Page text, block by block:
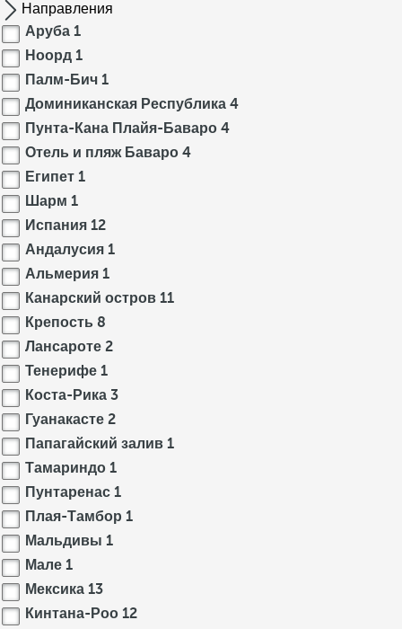
Направления
Аруба 1
Ноорд 1
Палм-Бич 1
Доминиканская Республика 4
Пунта-Кана Плайя-Баваро 4
Отель и пляж Баваро 4
Египет 1
Шарм 1
Испания 12
Андалусия 1
Альмерия 1
Канарский остров 11
Крепость 8
Лансароте 2
Тенерифе 1
Коста-Рика 3
Гуанакасте 2
Папагайский залив 1
Тамариндо 1
Пунтаренас 1
Плая-Тамбор 1
Мальдивы 1
Мале 1
Мексика 13
Кинтана-Роо 12